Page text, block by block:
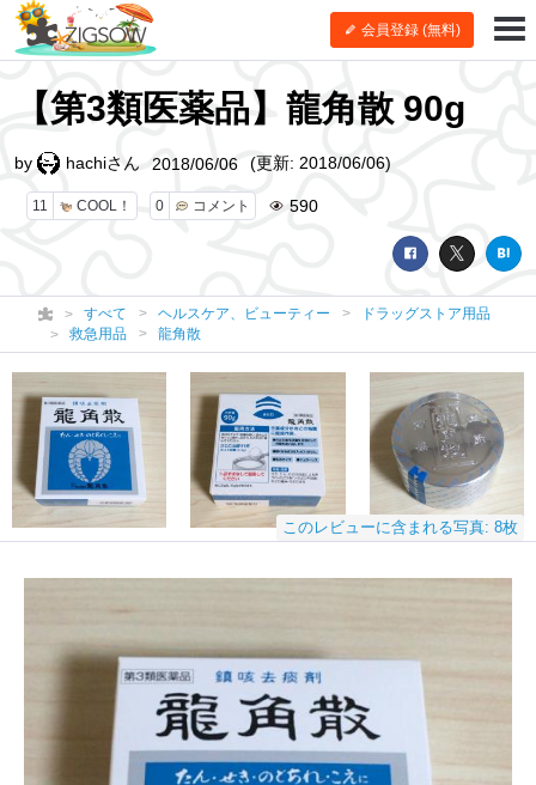
会員登録 (無料)
【第3類医薬品】龍角散 90g
11 COOL！ 0 コメント 590
by hachiさん 2018/06/06 (更新: 2018/06/06)
すべて ヘルスケア、ビューティー
ドラッグストア用品
救急用品
龍角散
このレビューに含まれる写真: 8枚